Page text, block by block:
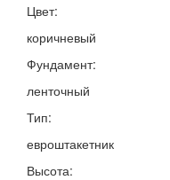
Цвет:
коричневый
Фундамент:
ленточный
Тип:
евроштакетник
Высота: